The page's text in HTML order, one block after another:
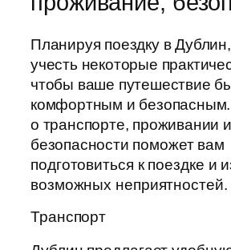
Планируя поездку в
учесть некоторые
чтобы ваше путешествие
комфортным и
о транспорте, проживании и
безопасности поможет вам
подготовиться к поездке и
возможных неприятностей.
Транспорт